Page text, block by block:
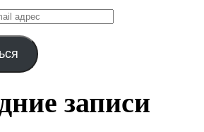
записи